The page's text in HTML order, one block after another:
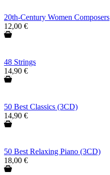
20th-Century Women Composers
12,00 €
48 Strings
14,90 €
50 Best Classics (3CD)
14,90 €
50 Best Relaxing Piano (3CD)
18,00 €